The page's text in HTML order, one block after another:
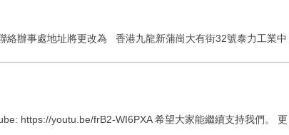
辦事處地址將更改為 香港九龍新蒲崗大有街32號泰力工業中
https://youtu.be/frB2-WI6PXA 希望大家能繼續支持我們。 更